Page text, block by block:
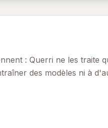
: Querri ne les traite
des modèles ni à